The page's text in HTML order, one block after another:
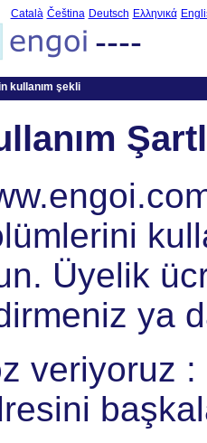
Català Čeština Deutsch Ελληνικά
----
kullanım şekli
Üyelik
ya
veriyoruz